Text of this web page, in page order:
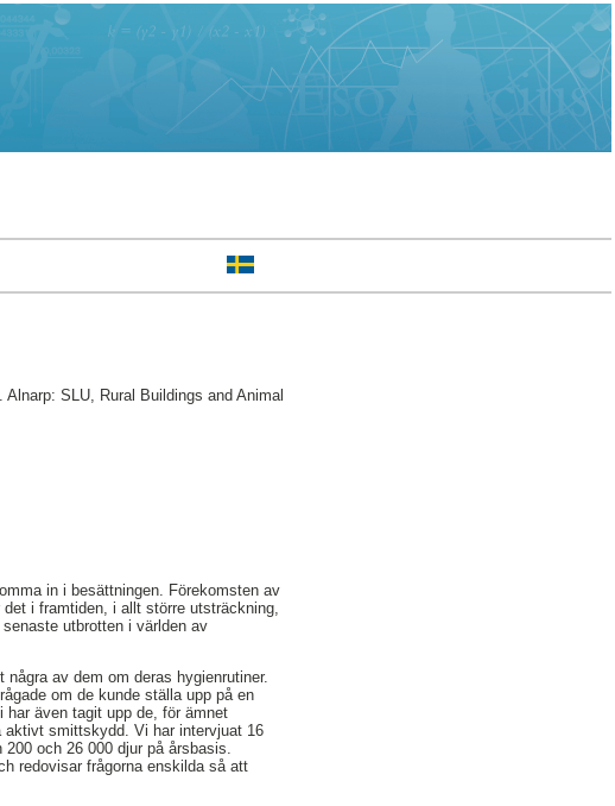
Alnarp: SLU, Rural Buildings and Animal
in i besättningen. Förekomsten av
i framtiden, i allt större utsträckning,
utbrotten i världen av
av dem om deras hygienrutiner.
om de kunde ställa upp på en
även tagit upp de, för ämnet
aktivt smittskydd. Vi har intervjuat 16
och 26 000 djur på årsbasis.
redovisar frågorna enskilda så att